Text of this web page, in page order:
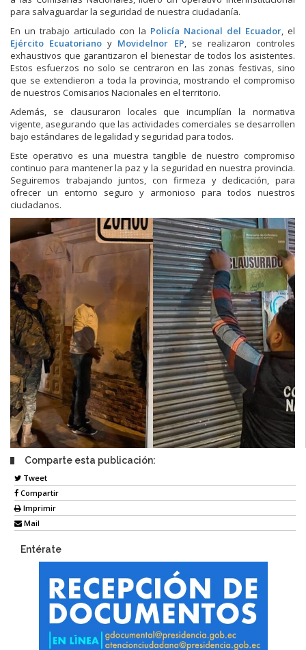
para salvaguardar la seguridad de nuestra ciudadanía.
En un trabajo articulado con la Policía Nacional del Ecuador, el
Ejército Ecuatoriano y Movidelnor EP, se realizaron controles
exhaustivos que garantizaron el bienestar de todos los asistentes.
Estos esfuerzos no solo se centraron en las zonas festivas, sino
que se extendieron a toda la provincia, mostrando el compromiso
de nuestros Comisarios Nacionales en el territorio.
Además, se clausuraron locales que incumplían la normativa
vigente, asegurando que las actividades comerciales se desarrollen
bajo estándares de legalidad y seguridad para todos.
Este operativo es una muestra tangible de nuestro compromiso
continuo para mantener la paz y la seguridad en nuestra provincia.
Seguiremos trabajando juntos, con firmeza y dedicación, para
ofrecer un entorno seguro y armonioso para todos nuestros
ciudadanos.
Comparte esta publicación:
Tweet
Compartir
Imprimir
Mail
Entérate